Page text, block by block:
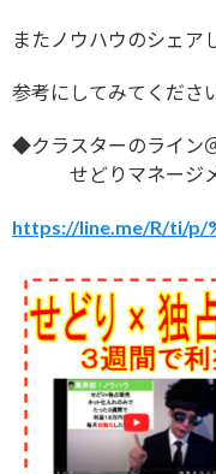
またノウハウのシェア
参考にしてみてくださ
◆クラスターのライン
せどりマネージメ
https://line.me/R/ti/p/